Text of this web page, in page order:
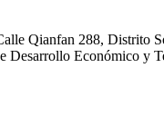
Qianfan 288, Distrito
Económico y